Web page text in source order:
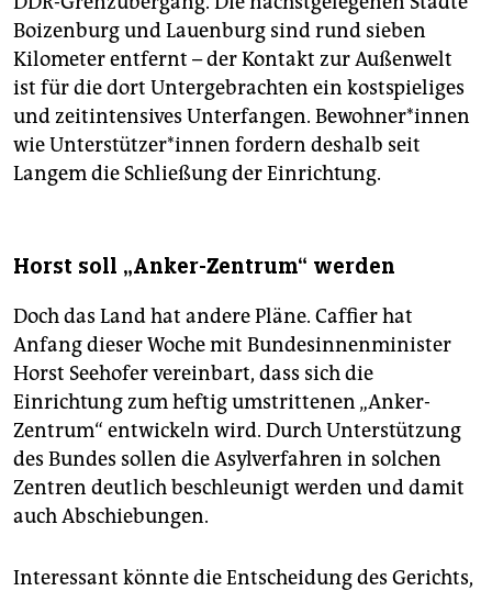
Boizenburg und Lauenburg sind rund sieben
Kilometer entfernt – der Kontakt zur Außenwelt
ist für die dort Untergebrachten ein kostspieliges
und zeitintensives Unterfangen. Bewohner*innen
wie Unterstützer*innen fordern deshalb seit
Langem die Schließung der Einrichtung.
Horst soll „Anker-Zentrum“ werden
Doch das Land hat andere Pläne. Caffier hat
Anfang dieser Woche mit Bundesinnenminister
Horst Seehofer vereinbart, dass sich die
Einrichtung zum heftig umstrittenen „Anker-
Zentrum“ entwickeln wird. Durch Unterstützung
des Bundes sollen die Asylverfahren in solchen
Zentren deutlich beschleunigt werden und damit
auch Abschiebungen.
Interessant könnte die Entscheidung des Gerichts,